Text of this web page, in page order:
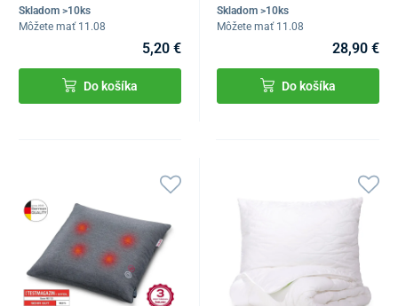
Skladom >10ks
Môžete mať 11.08
5,20 €
Do košíka
Skladom >10ks
Môžete mať 11.08
28,90 €
Do košíka